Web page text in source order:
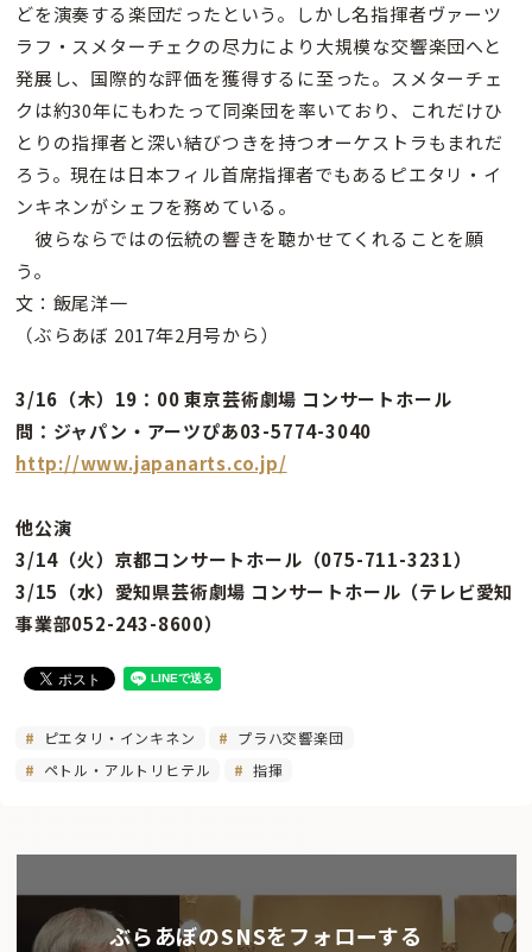
どを演奏する楽団だったという。しかし名指揮者ヴァーツ
ラフ・スメターチェクの尽力により大規模な交響楽団へと
発展し、国際的な評価を獲得するに至った。スメターチェ
クは約30年にもわたって同楽団を率いており、これだけひ
とりの指揮者と深い結びつきを持つオーケストラもまれだ
ろう。現在は日本フィル首席指揮者でもあるピエタリ・イ
ンキネンがシェフを務めている。
彼らならではの伝統の響きを聴かせてくれることを願
う。
文：飯尾洋一
（ぶらあぼ 2017年2月号から）
3/16（木）19：00 東京芸術劇場 コンサートホール
問：ジャパン・アーツぴあ03-5774-3040
http://www.japanarts.co.jp/
他公演
3/14（火）京都コンサートホール（075-711-3231）
3/15（水）愛知県芸術劇場 コンサートホール（テレビ愛知
事業部052-243-8600）
ピエタリ・インキネン
プラハ交響楽団
ペトル・アルトリヒテル
指揮
ぶらあぼのSNSをフォローする